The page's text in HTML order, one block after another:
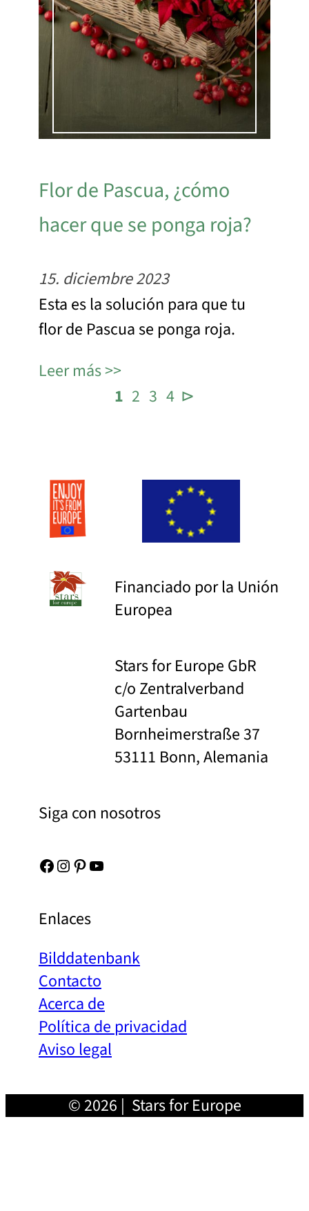
Flor de Pascua, ¿cómo
hacer que se ponga roja?
15. diciembre 2023
Esta es la solución para que tu
flor de Pascua se ponga roja.
Leer más
1 2 3 4 ⊳
Financiado por la Unión
Europea
Stars for Europe GbR
c/o Zentralverband
Gartenbau
Bornheimerstraße 37
53111 Bonn, Alemania
Siga con nosotros
Facebook Instagram Pinterest YouTube
Enlaces
Bilddatenbank
Contacto
Acerca de
Política de privacidad
Aviso legal
© 2026 | Stars for Europe